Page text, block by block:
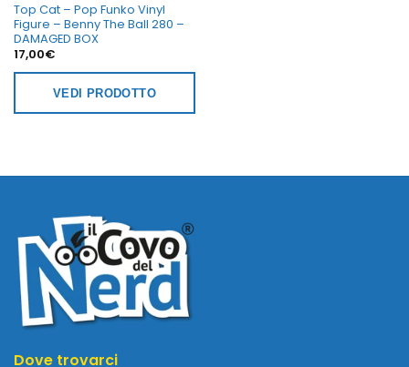
Top Cat – Pop Funko Vinyl
Figure – Benny The Ball 280 –
DAMAGED BOX
17,00€
VEDI PRODOTTO
Dove trovarci